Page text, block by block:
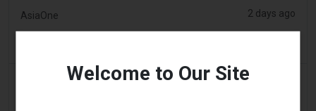
AsiaOne 2 days ago
Fahrer hilft bei Ermittlungen, nachdem Vape-
2 days ago
Welcome to Our Site